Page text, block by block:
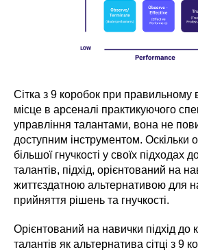
Сітка з 9 коробок при правильному
місце в арсеналі практикуючого
управління талантами, вона не
доступним інструментом. Оскільки
більшої гнучкості у своїх підходах
талантів, підхід, орієнтований на
життєздатною альтернативою для
прийняття рішень та гнучкості.
Орієнтований на навички підхід до
талантів як альтернатива сітці з 9